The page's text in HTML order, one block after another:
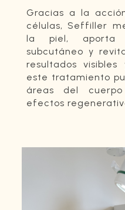
Gracias a la
células, Seffiller
la piel, aporta
subcutáneo y
resultados visibles
este tratamiento
áreas del
efectos